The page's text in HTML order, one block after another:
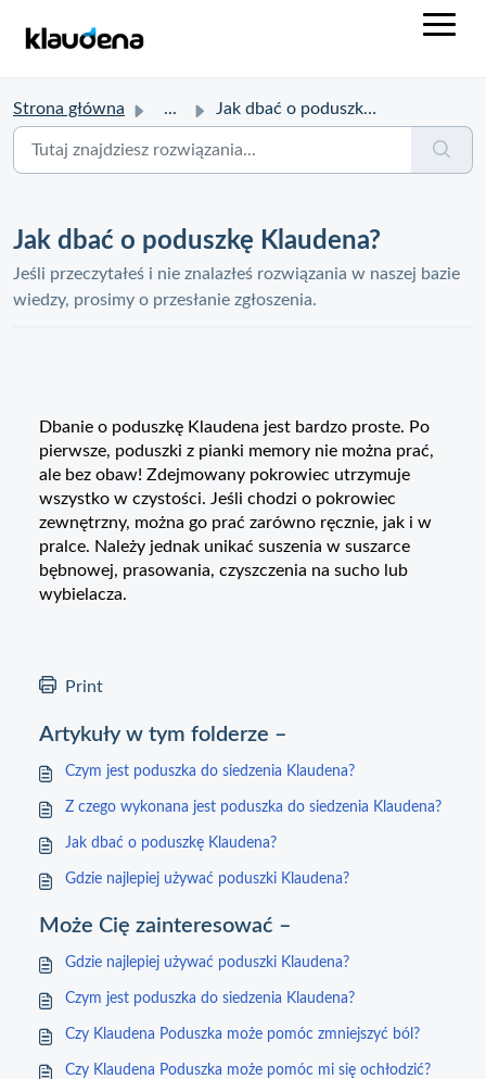
Strona główna ... Jak dbać o poduszkę Klaudena?
Jak dbać o poduszkę Klaudena?
Jeśli przeczytałeś i nie znalazłeś rozwiązania w naszej bazie
wiedzy, prosimy o przesłanie zgłoszenia.
Dbanie o poduszkę Klaudena jest bardzo proste. Po
pierwsze, poduszki z pianki memory nie można prać,
ale bez obaw! Zdejmowany pokrowiec utrzymuje
wszystko w czystości. Jeśli chodzi o pokrowiec
zewnętrzny, można go prać zarówno ręcznie, jak i w
pralce. Należy jednak unikać suszenia w suszarce
bębnowej, prasowania, czyszczenia na sucho lub
wybielacza.
Print
Artykuły w tym folderze –
Czym jest poduszka do siedzenia Klaudena?
Z czego wykonana jest poduszka do siedzenia Klaudena?
Jak dbać o poduszkę Klaudena?
Gdzie najlepiej używać poduszki Klaudena?
Może Cię zainteresować –
Gdzie najlepiej używać poduszki Klaudena?
Czym jest poduszka do siedzenia Klaudena?
Czy Klaudena Poduszka może pomóc zmniejszyć ból?
Czy Klaudena Poduszka może pomóc mi się ochłodzić?